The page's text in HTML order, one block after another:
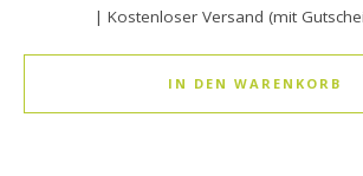
| Kostenloser Versand (mit
IN DEN WARENKORB